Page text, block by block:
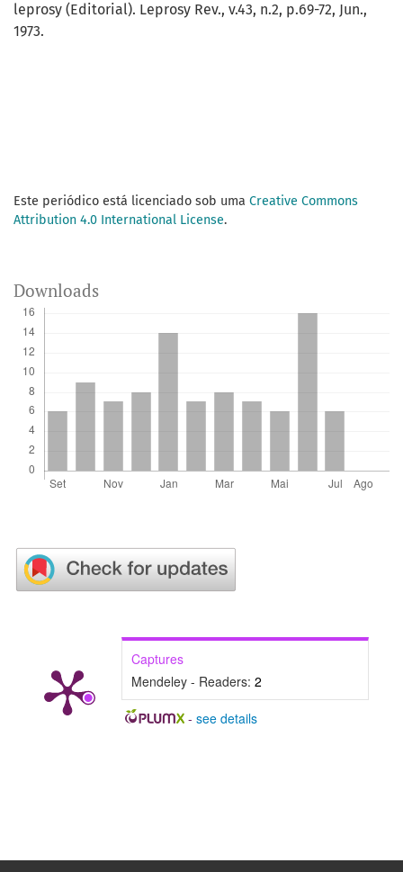
leprosy (Editorial). Leprosy Rev., v.43, n.2, p.69-72, Jun.,
1973.
Este periódico está licenciado sob uma Creative Commons
Attribution 4.0 International License.
Downloads
Captures
Mendeley - Readers: 2
- see details